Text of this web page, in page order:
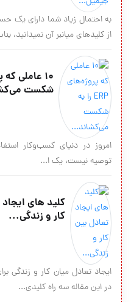
به احتمال زیاد شما دارای یک
از کلیدهای میانبر آن نمیدانید،
شکست
امروز در دنیای کسب‌وکار
توصیه نیست، یک ا...
کلید های
کار و زندگی...
ایجاد تعادل میان کار و زندگی
در این مقاله سه راه کلیدی...